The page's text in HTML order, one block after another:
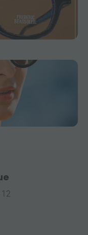
créations qu’on
beaucoup de
élégantes et